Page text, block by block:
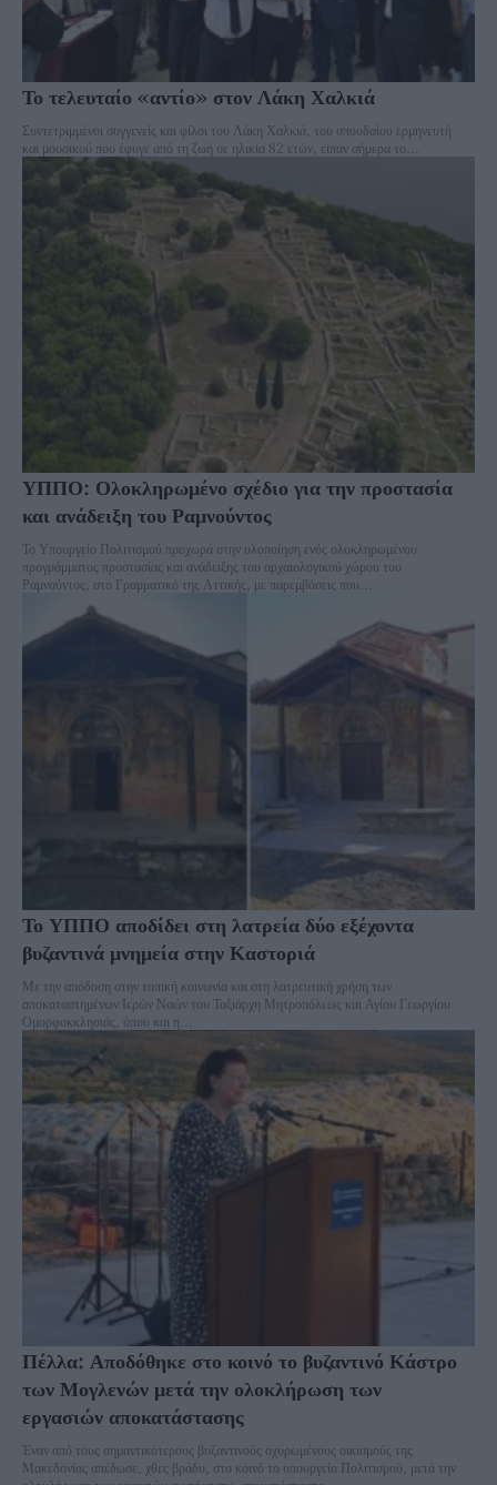
Το τελευταίο «αντίο» στον Λάκη Χαλκιά
Συντετριμμένοι συγγενείς και φίλοι του Λάκη Χαλκιά, του σπουδαίου ερμηνευτή
και μουσικού που έφυγε από τη ζωή σε ηλικία 82 ετών, είπαν σήμερα το...
ΥΠΠΟ: Ολοκληρωμένο σχέδιο για την προστασία
και ανάδειξη του Ραμνούντος
Το Υπουργείο Πολιτισμού προχωρά στην υλοποίηση ενός ολοκληρωμένου
προγράμματος προστασίας και ανάδειξης του αρχαιολογικού χώρου του
Ραμνούντος, στο Γραμματικό της Αττικής, με παρεμβάσεις που...
Το ΥΠΠΟ αποδίδει στη λατρεία δύο εξέχοντα
βυζαντινά μνημεία στην Καστοριά
Με την απόδοση στην τοπική κοινωνία και στη λατρευτική χρήση των
αποκαταστημένων Ιερών Ναών του Ταξιάρχη Μητροπόλεως και Αγίου Γεωργίου
Ομορφοκκλησιάς, όπου και η...
Πέλλα: Αποδόθηκε στο κοινό το βυζαντινό Κάστρο
των Μογλενών μετά την ολοκλήρωση των
εργασιών αποκατάστασης
Έναν από τους σημαντικότερους βυζαντινούς οχυρωμένους οικισμούς της
Μακεδονίας απέδωσε, χθες βράδυ, στο κοινό το υπουργείο Πολιτισμού, μετά την